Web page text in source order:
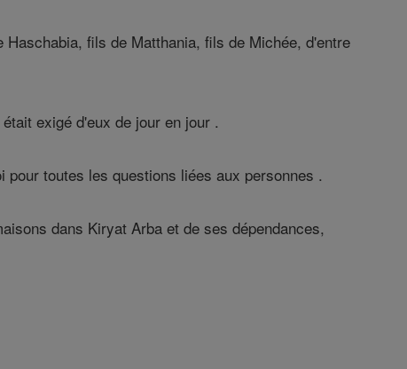
fils de Matthania, fils de Michée, d'entre
exigé d'eux de jour en jour .
toutes les questions liées aux personnes .
dans Kiryat Arba et de ses dépendances,